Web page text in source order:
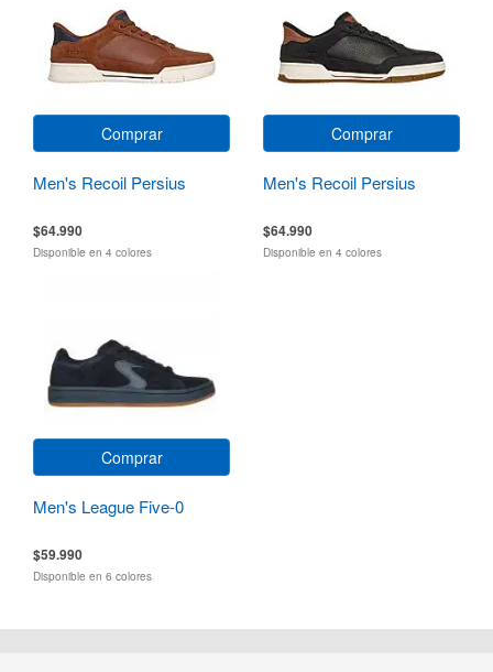
Comprar
Men's Recoil Persius
$64.990
Disponible en 4 colores
Comprar
Men's Recoil Persius
$64.990
Disponible en 4 colores
Comprar
Men's League Five-0
$59.990
Disponible en 6 colores